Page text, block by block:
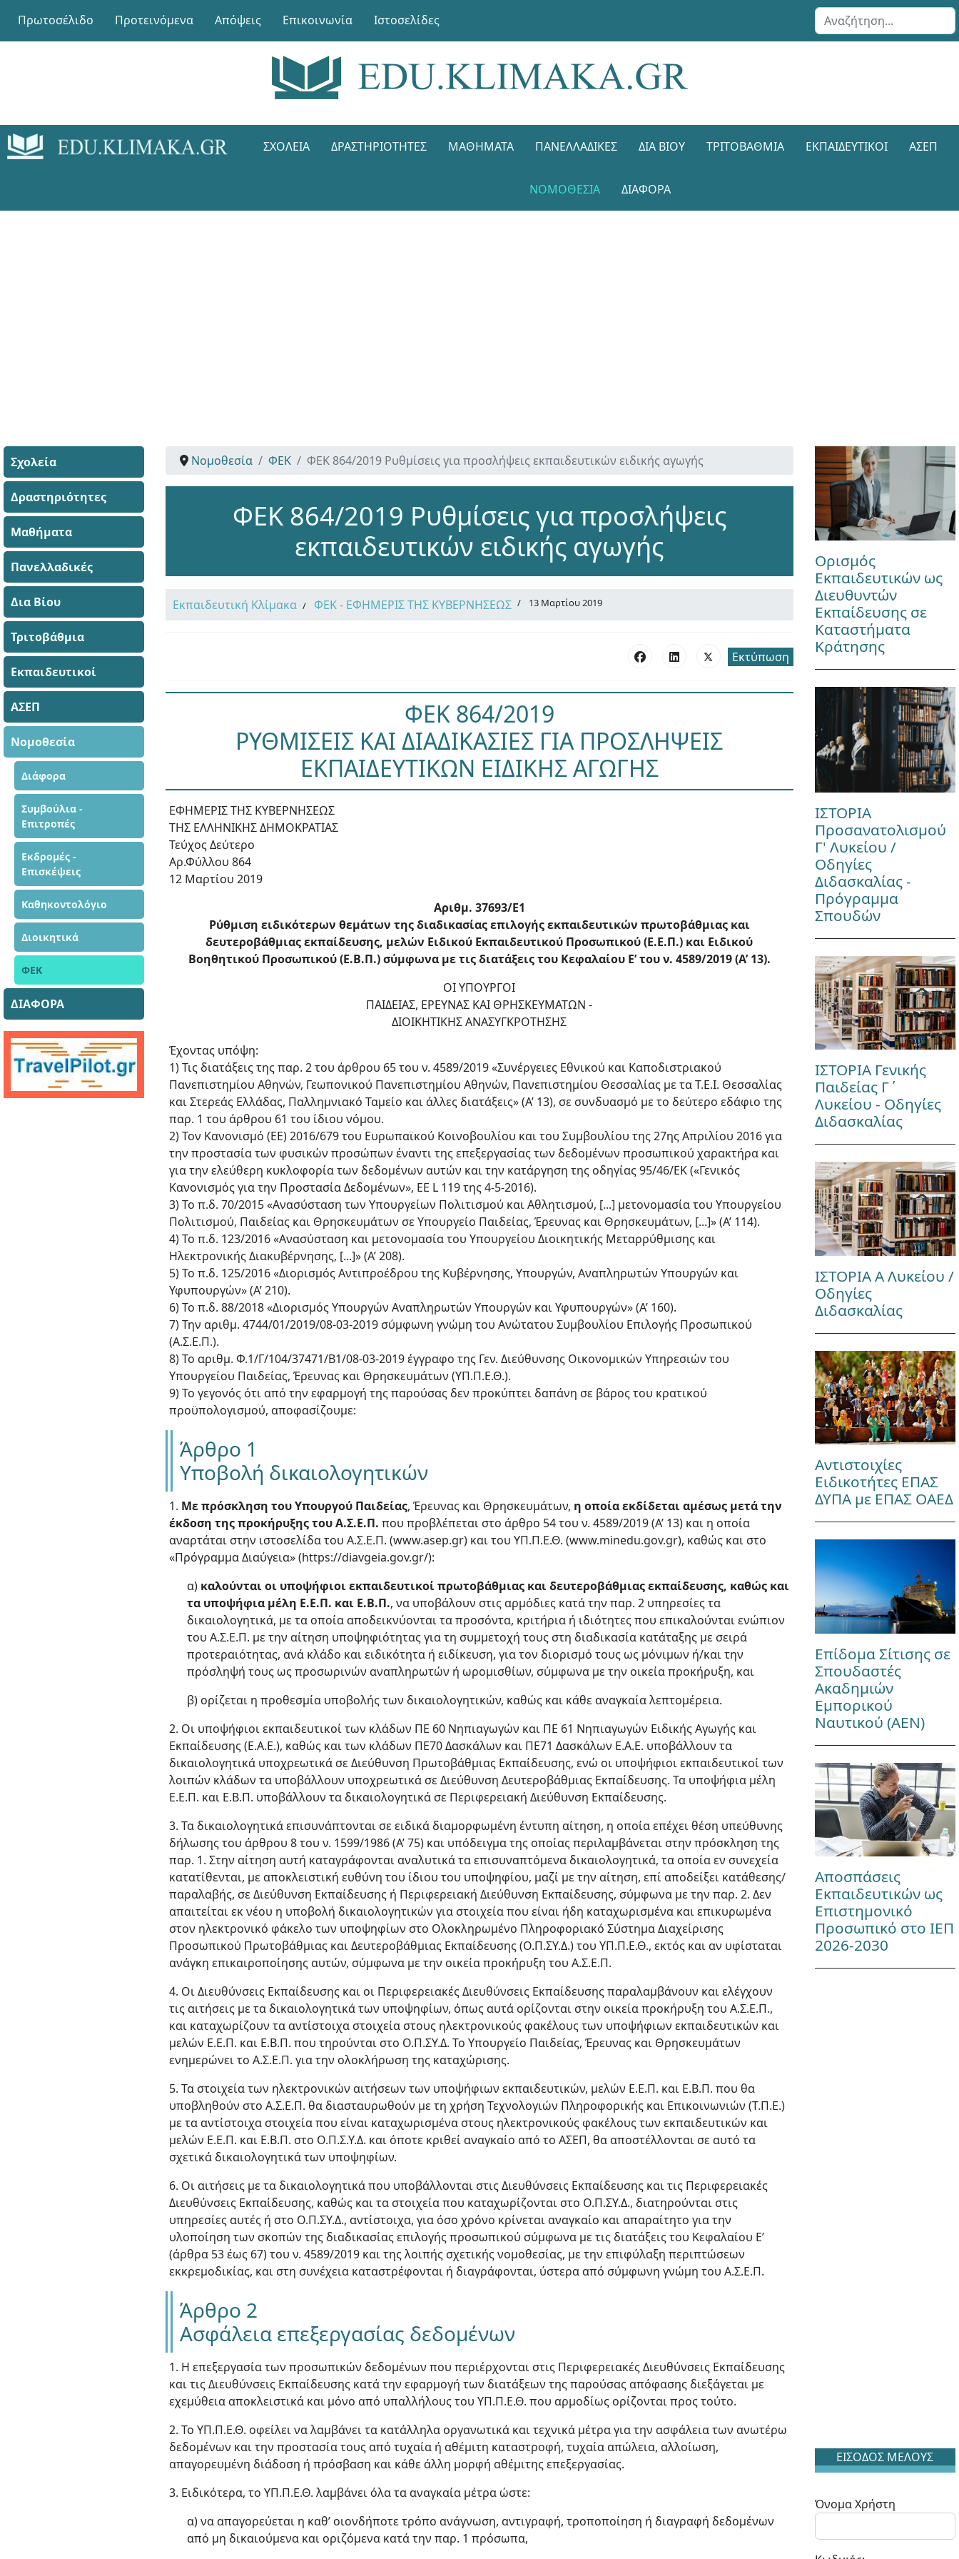
Πρωτοσέλιδο Προτεινόμενα Απόψεις Επικοινωνία Ιστοσελίδες Αναζήτηση...
ΣΧΟΛΕΊΑ ΔΡΑΣΤΗΡΙΌΤΗΤΕΣ ΜΑΘΉΜΑΤΑ ΠΑΝΕΛΛΑΔΙΚΈΣ ΔΙΑ ΒΊΟΥ ΤΡΙΤΟΒΆΘΜΙΑ ΕΚΠΑΙΔΕΥΤΙΚΟΊ ΑΣΕΠ
ΝΟΜΟΘΕΣΊΑ ΔΙΑΦΟΡΑ
Σχολεία
Δραστηριότητες
Μαθήματα
Πανελλαδικές
Δια Βίου
Τριτοβάθμια
Εκπαιδευτικοί
ΑΣΕΠ
Νομοθεσία
Διάφορα
Συμβούλια -
Επιτροπές
Εκδρομές -
Επισκέψεις
Καθηκοντολόγιο
Διοικητικά
ΦΕΚ
ΔΙΑΦΟΡΑ
Νομοθεσία ΦΕΚ ΦΕΚ 864/2019 Ρυθμίσεις για προσλήψεις εκπαιδευτικών ειδικής αγωγής
ΦΕΚ 864/2019 Ρυθμίσεις για προσλήψεις
εκπαιδευτικών ειδικής αγωγής
Εκπαιδευτική Κλίμακα ΦΕΚ - ΕΦΗΜΕΡΙΣ ΤΗΣ ΚΥΒΕΡΝΗΣΕΩΣ 13 Μαρτίου 2019
Εκτύπωση
ΦΕΚ 864/2019
ΡΥΘΜΙΣΕΙΣ ΚΑΙ ΔΙΑΔΙΚΑΣΙΕΣ ΓΙΑ ΠΡΟΣΛΗΨΕΙΣ
ΕΚΠΑΙΔΕΥΤΙΚΩΝ ΕΙΔΙΚΗΣ ΑΓΩΓΗΣ
ΕΦΗΜΕΡΙΣ ΤΗΣ ΚΥΒΕΡΝΗΣΕΩΣ
ΤΗΣ ΕΛΛΗΝΙΚΗΣ ΔΗΜΟΚΡΑΤΙΑΣ
Τεύχος Δεύτερο
Αρ.Φύλλου 864
12 Μαρτίου 2019
Αριθμ. 37693/Ε1
Ρύθμιση ειδικότερων θεμάτων της διαδικασίας επιλογής εκπαιδευτικών πρωτοβάθμιας και
δευτεροβάθμιας εκπαίδευσης, μελών Ειδικού Εκπαιδευτικού Προσωπικού (Ε.Ε.Π.) και Ειδικού
Βοηθητικού Προσωπικού (Ε.Β.Π.) σύμφωνα με τις διατάξεις του Κεφαλαίου Ε’ του ν. 4589/2019 (Α’ 13).
ΟΙ ΥΠΟΥΡΓΟΙ
ΠΑΙΔΕΙΑΣ, ΕΡΕΥΝΑΣ ΚΑΙ ΘΡΗΣΚΕΥΜΑΤΩΝ -
ΔΙΟΙΚΗΤΙΚΗΣ ΑΝΑΣΥΓΚΡΟΤΗΣΗΣ
Έχοντας υπόψη:
1) Τις διατάξεις της παρ. 2 του άρθρου 65 του ν. 4589/2019 «Συνέργειες Εθνικού και Καποδιστριακού
Πανεπιστημίου Αθηνών, Γεωπονικού Πανεπιστημίου Αθηνών, Πανεπιστημίου Θεσσαλίας με τα Τ.Ε.Ι. Θεσσαλίας
και Στερεάς Ελλάδας, Παλλημνιακό Ταμείο και άλλες διατάξεις» (Α’ 13), σε συνδυασμό με το δεύτερο εδάφιο της
παρ. 1 του άρθρου 61 του ίδιου νόμου.
2) Τον Κανονισμό (ΕΕ) 2016/679 του Ευρωπαϊκού Κοινοβουλίου και του Συμβουλίου της 27ης Απριλίου 2016 για
την προστασία των φυσικών προσώπων έναντι της επεξεργασίας των δεδομένων προσωπικού χαρακτήρα και
για την ελεύθερη κυκλοφορία των δεδομένων αυτών και την κατάργηση της οδηγίας 95/46/ΕΚ («Γενικός
Κανονισμός για την Προστασία Δεδομένων», ΕΕ L 119 της 4-5-2016).
3) Το π.δ. 70/2015 «Ανασύσταση των Υπουργείων Πολιτισμού και Αθλητισμού, [...] μετονομασία του Υπουργείου
Πολιτισμού, Παιδείας και Θρησκευμάτων σε Υπουργείο Παιδείας, Έρευνας και Θρησκευμάτων, [...]» (Α’ 114).
4) To π.δ. 123/2016 «Ανασύσταση και μετονομασία του Υπουργείου Διοικητικής Μεταρρύθμισης και
Ηλεκτρονικής Διακυβέρνησης, [...]» (Α’ 208).
5) Το π.δ. 125/2016 «Διορισμός Αντιπροέδρου της Κυβέρνησης, Υπουργών, Αναπληρωτών Υπουργών και
Υφυπουργών» (Α’ 210).
6) Το π.δ. 88/2018 «Διορισμός Υπουργών Αναπληρωτών Υπουργών και Υφυπουργών» (Α’ 160).
7) Την αριθμ. 4744/01/2019/08-03-2019 σύμφωνη γνώμη του Ανώτατου Συμβουλίου Επιλογής Προσωπικού
(Α.Σ.Ε.Π.).
8) Το αριθμ. Φ.1/Γ/104/37471/Β1/08-03-2019 έγγραφο της Γεν. Διεύθυνσης Οικονομικών Υπηρεσιών του
Υπουργείου Παιδείας, Έρευνας και Θρησκευμάτων (ΥΠ.Π.Ε.Θ.).
9) Το γεγονός ότι από την εφαρμογή της παρούσας δεν προκύπτει δαπάνη σε βάρος του κρατικού
προϋπολογισμού, αποφασίζουμε:
Άρθρο 1
Υποβολή δικαιολογητικών
1. Με πρόσκληση του Υπουργού Παιδείας, Έρευνας και Θρησκευμάτων, η οποία εκδίδεται αμέσως μετά την
έκδοση της προκήρυξης του Α.Σ.Ε.Π. που προβλέπεται στο άρθρο 54 του ν. 4589/2019 (Α’ 13) και η οποία
αναρτάται στην ιστοσελίδα του Α.Σ.Ε.Π. (www.asep.gr) και του ΥΠ.Π.Ε.Θ. (www.minedu.gov.gr), καθώς και στο
«Πρόγραμμα Διαύγεια» (https://diavgeia.gov.gr/):
α) καλούνται οι υποψήφιοι εκπαιδευτικοί πρωτοβάθμιας και δευτεροβάθμιας εκπαίδευσης, καθώς και
τα υποψήφια μέλη Ε.Ε.Π. και Ε.Β.Π., να υποβάλουν στις αρμόδιες κατά την παρ. 2 υπηρεσίες τα
δικαιολογητικά, με τα οποία αποδεικνύονται τα προσόντα, κριτήρια ή ιδιότητες που επικαλούνται ενώπιον
του Α.Σ.Ε.Π. με την αίτηση υποψηφιότητας για τη συμμετοχή τους στη διαδικασία κατάταξης με σειρά
προτεραιότητας, ανά κλάδο και ειδικότητα ή ειδίκευση, για τον διορισμό τους ως μόνιμων ή/και την
πρόσληψή τους ως προσωρινών αναπληρωτών ή ωρομισθίων, σύμφωνα με την οικεία προκήρυξη, και
β) ορίζεται η προθεσμία υποβολής των δικαιολογητικών, καθώς και κάθε αναγκαία λεπτομέρεια.
2. Οι υποψήφιοι εκπαιδευτικοί των κλάδων ΠΕ 60 Νηπιαγωγών και ΠΕ 61 Νηπιαγωγών Ειδικής Αγωγής και
Εκπαίδευσης (Ε.Α.Ε.), καθώς και των κλάδων ΠΕ70 Δασκάλων και ΠΕ71 Δασκάλων Ε.Α.Ε. υποβάλλουν τα
δικαιολογητικά υποχρεωτικά σε Διεύθυνση Πρωτοβάθμιας Εκπαίδευσης, ενώ οι υποψήφιοι εκπαιδευτικοί των
λοιπών κλάδων τα υποβάλλουν υποχρεωτικά σε Διεύθυνση Δευτεροβάθμιας Εκπαίδευσης. Τα υποψήφια μέλη
Ε.Ε.Π. και Ε.Β.Π. υποβάλλουν τα δικαιολογητικά σε Περιφερειακή Διεύθυνση Εκπαίδευσης.
3. Τα δικαιολογητικά επισυνάπτονται σε ειδικά διαμορφωμένη έντυπη αίτηση, η οποία επέχει θέση υπεύθυνης
δήλωσης του άρθρου 8 του ν. 1599/1986 (Α’ 75) και υπόδειγμα της οποίας περιλαμβάνεται στην πρόσκληση της
παρ. 1. Στην αίτηση αυτή καταγράφονται αναλυτικά τα επισυναπτόμενα δικαιολογητικά, τα οποία εν συνεχεία
κατατίθενται, με αποκλειστική ευθύνη του ίδιου του υποψηφίου, μαζί με την αίτηση, επί αποδείξει κατάθεσης/
παραλαβής, σε Διεύθυνση Εκπαίδευσης ή Περιφερειακή Διεύθυνση Εκπαίδευσης, σύμφωνα με την παρ. 2. Δεν
απαιτείται εκ νέου η υποβολή δικαιολογητικών για στοιχεία που είναι ήδη καταχωρισμένα και επικυρωμένα
στον ηλεκτρονικό φάκελο των υποψηφίων στο Ολοκληρωμένο Πληροφοριακό Σύστημα Διαχείρισης
Προσωπικού Πρωτοβάθμιας και Δευτεροβάθμιας Εκπαίδευσης (Ο.Π.ΣΥ.Δ.) του ΥΠ.Π.Ε.Θ., εκτός και αν υφίσταται
ανάγκη επικαιροποίησης αυτών, σύμφωνα με την οικεία προκήρυξη του Α.Σ.Ε.Π.
4. Οι Διευθύνσεις Εκπαίδευσης και οι Περιφερειακές Διευθύνσεις Εκπαίδευσης παραλαμβάνουν και ελέγχουν
τις αιτήσεις με τα δικαιολογητικά των υποψηφίων, όπως αυτά ορίζονται στην οικεία προκήρυξη του Α.Σ.Ε.Π.,
και καταχωρίζουν τα αντίστοιχα στοιχεία στους ηλεκτρονικούς φακέλους των υποψήφιων εκπαιδευτικών και
μελών Ε.Ε.Π. και Ε.Β.Π. που τηρούνται στο Ο.Π.ΣΥ.Δ. Το Υπουργείο Παιδείας, Έρευνας και Θρησκευμάτων
ενημερώνει το Α.Σ.Ε.Π. για την ολοκλήρωση της καταχώρισης.
5. Τα στοιχεία των ηλεκτρονικών αιτήσεων των υποψήφιων εκπαιδευτικών, μελών Ε.Ε.Π. και Ε.Β.Π. που θα
υποβληθούν στο Α.Σ.Ε.Π. θα διασταυρωθούν με τη χρήση Τεχνολογιών Πληροφορικής και Επικοινωνιών (Τ.Π.Ε.)
με τα αντίστοιχα στοιχεία που είναι καταχωρισμένα στους ηλεκτρονικούς φακέλους των εκπαιδευτικών και
μελών Ε.Ε.Π. και Ε.Β.Π. στο Ο.Π.Σ.Υ.Δ. και όποτε κριθεί αναγκαίο από το ΑΣΕΠ, θα αποστέλλονται σε αυτό τα
σχετικά δικαιολογητικά των υποψηφίων.
6. Οι αιτήσεις με τα δικαιολογητικά που υποβάλλονται στις Διευθύνσεις Εκπαίδευσης και τις Περιφερειακές
Διευθύνσεις Εκπαίδευσης, καθώς και τα στοιχεία που καταχωρίζονται στο Ο.Π.ΣΥ.Δ., διατηρούνται στις
υπηρεσίες αυτές ή στο Ο.Π.ΣΥ.Δ., αντίστοιχα, για όσο χρόνο κρίνεται αναγκαίο και απαραίτητο για την
υλοποίηση των σκοπών της διαδικασίας επιλογής προσωπικού σύμφωνα με τις διατάξεις του Κεφαλαίου Ε’
(άρθρα 53 έως 67) του ν. 4589/2019 και της λοιπής σχετικής νομοθεσίας, με την επιφύλαξη περιπτώσεων
εκκρεμοδικίας, και στη συνέχεια καταστρέφονται ή διαγράφονται, ύστερα από σύμφωνη γνώμη του Α.Σ.Ε.Π.
Άρθρο 2
Ασφάλεια επεξεργασίας δεδομένων
1. Η επεξεργασία των προσωπικών δεδομένων που περιέρχονται στις Περιφερειακές Διευθύνσεις Εκπαίδευσης
και τις Διευθύνσεις Εκπαίδευσης κατά την εφαρμογή των διατάξεων της παρούσας απόφασης διεξάγεται με
εχεμύθεια αποκλειστικά και μόνο από υπαλλήλους του ΥΠ.Π.Ε.Θ. που αρμοδίως ορίζονται προς τούτο.
2. Το ΥΠ.Π.Ε.Θ. οφείλει να λαμβάνει τα κατάλληλα οργανωτικά και τεχνικά μέτρα για την ασφάλεια των ανωτέρω
δεδομένων και την προστασία τους από τυχαία ή αθέμιτη καταστροφή, τυχαία απώλεια, αλλοίωση,
απαγορευμένη διάδοση ή πρόσβαση και κάθε άλλη μορφή αθέμιτης επεξεργασίας.
3. Ειδικότερα, το ΥΠ.Π.Ε.Θ. λαμβάνει όλα τα αναγκαία μέτρα ώστε:
α) να απαγορεύεται η καθ’ οιονδήποτε τρόπο ανάγνωση, αντιγραφή, τροποποίηση ή διαγραφή δεδομένων
από μη δικαιούμενα και οριζόμενα κατά την παρ. 1 πρόσωπα,
Ορισμός
Εκπαιδευτικών ως
Διευθυντών
Εκπαίδευσης σε
Καταστήματα
Κράτησης
ΙΣΤΟΡΙΑ
Προσανατολισμού
Γ' Λυκείου /
Οδηγίες
Διδασκαλίας -
Πρόγραμμα
Σπουδών
ΙΣΤΟΡΙΑ Γενικής
Παιδείας Γ΄
Λυκείου - Οδηγίες
Διδασκαλίας
ΙΣΤΟΡΙΑ Α Λυκείου /
Οδηγίες
Διδασκαλίας
Αντιστοιχίες
Ειδικοτήτες ΕΠΑΣ
ΔΥΠΑ με ΕΠΑΣ ΟΑΕΔ
Επίδομα Σίτισης σε
Σπουδαστές
Ακαδημιών
Εμπορικού
Ναυτικού (ΑΕΝ)
Αποσπάσεις
Εκπαιδευτικών ως
Επιστημονικό
Προσωπικό στο ΙΕΠ
2026-2030
ΕΙΣΟΔΟΣ ΜΕΛΟΥΣ
Όνομα Χρήστη